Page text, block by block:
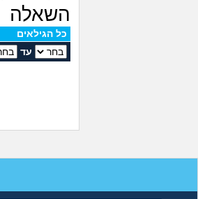
השאלה
כל הגילאים
עד